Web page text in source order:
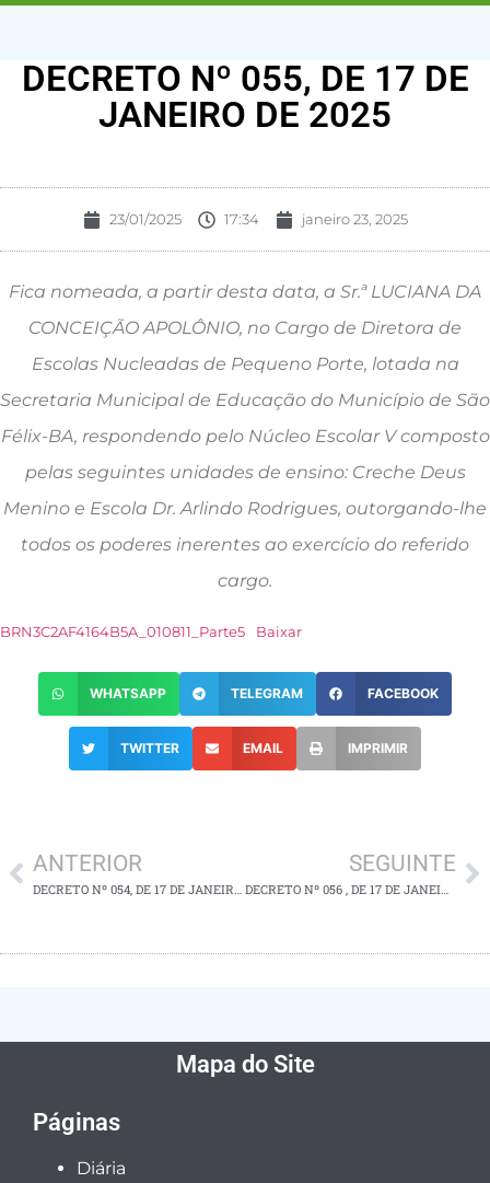
DECRETO Nº 055, DE 17 DE
JANEIRO DE 2025
23/01/2025 17:34 janeiro 23, 2025
Fica nomeada, a partir desta data, a Sr.ª LUCIANA DA
CONCEIÇÃO APOLÔNIO, no Cargo de Diretora de
Escolas Nucleadas de Pequeno Porte, lotada na
Secretaria Municipal de Educação do Município de São
Félix-BA, respondendo pelo Núcleo Escolar V composto
pelas seguintes unidades de ensino: Creche Deus
Menino e Escola Dr. Arlindo Rodrigues, outorgando-lhe
todos os poderes inerentes ao exercício do referido
cargo.
BRN3C2AF4164B5A_010811_Parte5 Baixar
WHATSAPP TELEGRAM FACEBOOK
TWITTER EMAIL IMPRIMIR
ANTERIOR
DECRETO Nº 054, DE 17 DE JANEIRO DE 2025
SEGUINTE
DECRETO Nº 056 , DE 17 DE JANEIRO DE 2025
Mapa do Site
Páginas
Diária